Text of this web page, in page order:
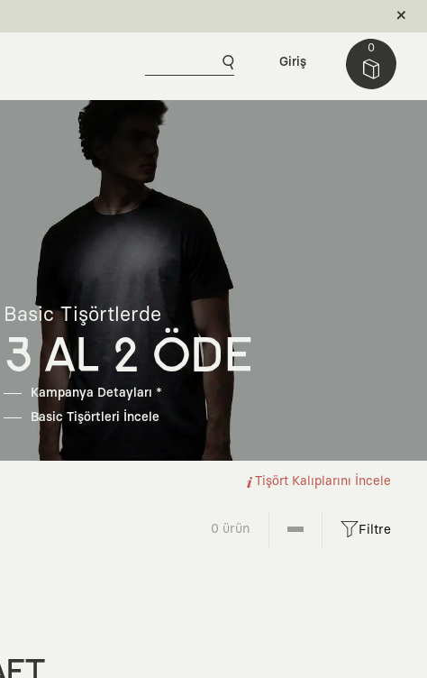
0
Giriş
Basic Tişörtlerde
3 AL 2 ÖDE
Kampanya Detayları *
Basic Tişörtleri İncele
Tişört Kalıplarını İncele
0 ürün Filtre